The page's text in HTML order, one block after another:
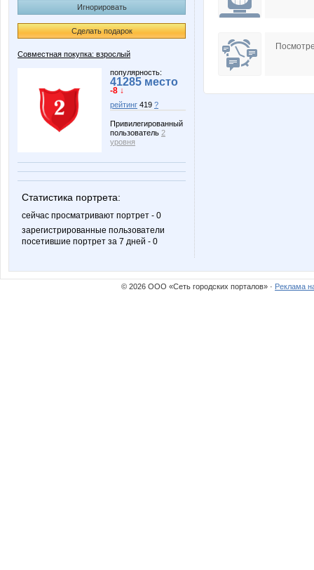
Игнорировать
Сделать подарок
Совместная покупка: взрослый
популярность:
41285 место
-8 ↓
рейтинг 419 ?
Привилегированный
пользователь 2
уровня
Статистика портрета:
сейчас просматривают портрет - 0
зарегистрированные пользователи
посетившие портрет за 7 дней - 0
© 2026 ООО «Сеть городских порталов» · Реклама